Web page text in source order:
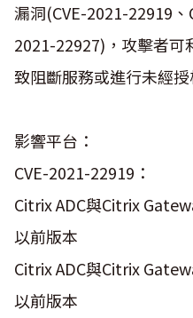
漏洞(CVE-2021-22919
2021-22927)，攻擊者
致阻斷服務或進行未經
影響平台：
CVE-2021-22919：
Citrix ADC與Citrix
以前版本
Citrix ADC與Citrix
以前版本